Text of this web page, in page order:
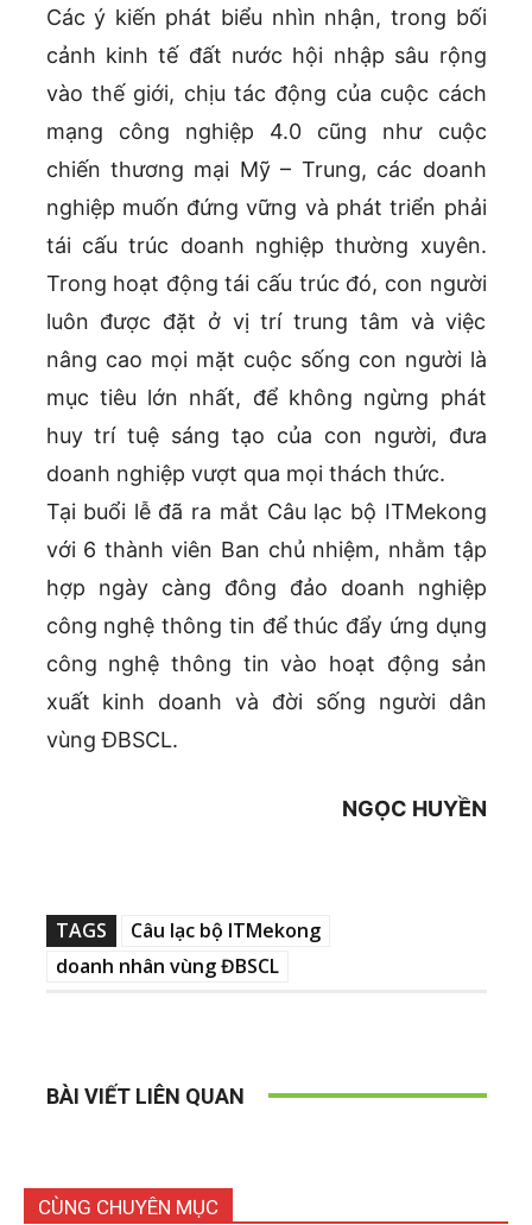
Các ý kiến phát biểu nhìn nhận, trong bối
cảnh kinh tế đất nước hội nhập sâu rộng
vào thế giới, chịu tác động của cuộc cách
mạng công nghiệp 4.0 cũng như cuộc
chiến thương mại Mỹ – Trung, các doanh
nghiệp muốn đứng vững và phát triển phải
tái cấu trúc doanh nghiệp thường xuyên.
Trong hoạt động tái cấu trúc đó, con người
luôn được đặt ở vị trí trung tâm và việc
nâng cao mọi mặt cuộc sống con người là
mục tiêu lớn nhất, để không ngừng phát
huy trí tuệ sáng tạo của con người, đưa
doanh nghiệp vượt qua mọi thách thức.
Tại buổi lễ đã ra mắt Câu lạc bộ ITMekong
với 6 thành viên Ban chủ nhiệm, nhằm tập
hợp ngày càng đông đảo doanh nghiệp
công nghệ thông tin để thúc đẩy ứng dụng
công nghệ thông tin vào hoạt động sản
xuất kinh doanh và đời sống người dân
vùng ĐBSCL.
NGỌC HUYỀN
TAGS
Câu lạc bộ ITMekong
doanh nhân vùng ĐBSCL
BÀI VIẾT LIÊN QUAN
CÙNG CHUYÊN MỤC